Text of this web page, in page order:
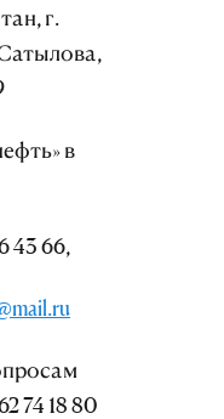
г.
в
43 66,
74 18 80